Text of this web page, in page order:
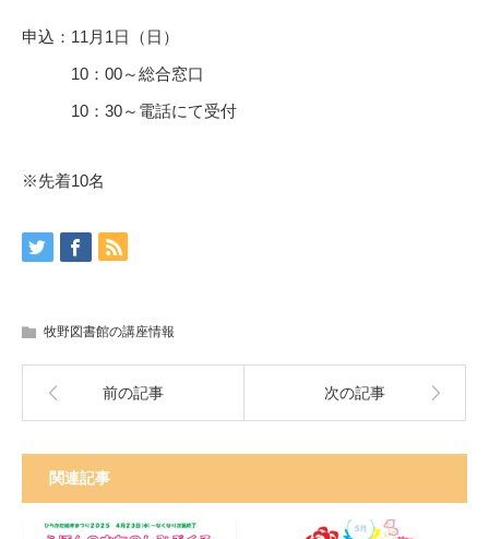
申込：11月1日（日）
10：00～総合窓口
10：30～電話にて受付
※先着10名
牧野図書館の講座情報
前の記事 次の記事
関連記事